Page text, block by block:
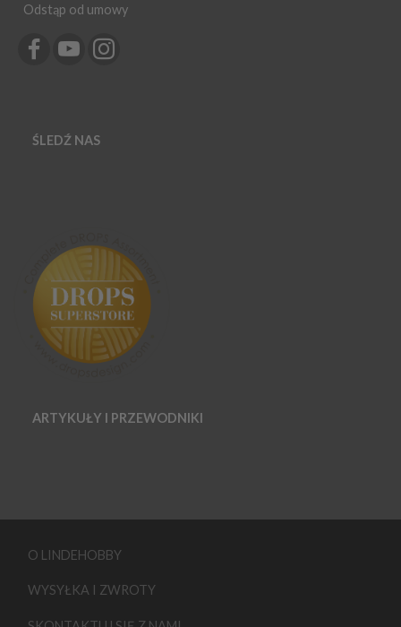
Odstąp od umowy
ŚLEDŹ NAS
ARTYKUŁY I PRZEWODNIKI
O LINDEHOBBY
WYSYŁKA I ZWROTY